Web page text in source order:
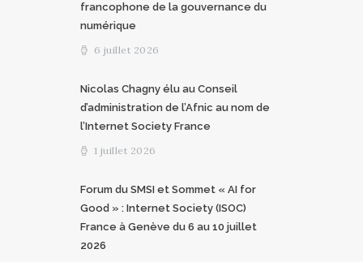
francophone de la gouvernance du
numérique
6 juillet 2026
Nicolas Chagny élu au Conseil
d’administration de l’Afnic au nom de
l’Internet Society France
1 juillet 2026
Forum du SMSI et Sommet « AI for
Good » : Internet Society (ISOC)
France à Genève du 6 au 10 juillet
2026